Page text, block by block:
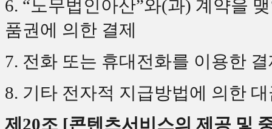
6. “노무법인아산”와(과) 계약을
품권에 의한 결제
7. 전화 또는 휴대전화를 이용한
8. 기타 전자적 지급방법에 의한
제20조 [콘텐츠서비스의 제공 및